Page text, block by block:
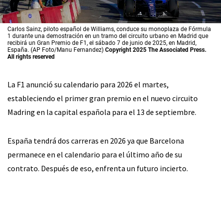
Carlos Sainz, piloto español de Williams, conduce su monoplaza de Fórmula
1 durante una demostración en un tramo del circuito urbano en Madrid que
recibirá un Gran Premio de F1, el sábado 7 de junio de 2025, en Madrid,
España. (AP Foto/Manu Fernandez) Copyright 2025 The Associated Press.
All rights reserved
La F1 anunció su calendario para 2026 el martes,
estableciendo el primer gran premio en el nuevo circuito
Madring en la capital española para el 13 de septiembre.
España tendrá dos carreras en 2026 ya que Barcelona
permanece en el calendario para el último año de su
contrato. Después de eso, enfrenta un futuro incierto.